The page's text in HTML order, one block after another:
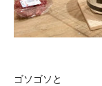
ゴソゴソと